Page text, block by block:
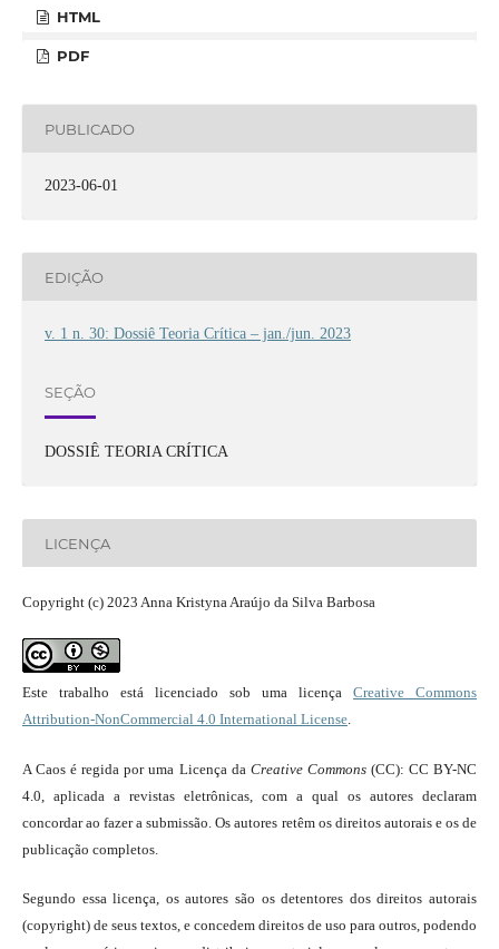
HTML
PDF
PUBLICADO
2023-06-01
EDIÇÃO
v. 1 n. 30: Dossiê Teoria Crítica – jan./jun. 2023
SEÇÃO
DOSSIÊ TEORIA CRÍTICA
LICENÇA
Copyright (c) 2023 Anna Kristyna Araújo da Silva Barbosa
Este trabalho está licenciado sob uma licençaCreative Commons
Attribution-NonCommercial 4.0 International License.
A Caos é regida por uma Licença da Creative Commons(CC): CC BY-NC
4.0, aplicada a revistas eletrônicas, com a qual os autores declaram
concordar ao fazer a submissão. Os autores retêm os direitos autorais e os de
publicação completos.
Segundo essa licença, os autores são os detentores dos direitos autorais
(copyright) de seus textos, e concedem direitos de uso para outros, podendo